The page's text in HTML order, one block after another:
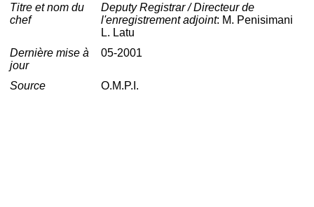
Titre et nom du
chef
Deputy Registrar / Directeur de
l'enregistrement adjoint: M. Penisimani
L. Latu
Dernière mise à
jour
05-2001
Source O.M.P.I.